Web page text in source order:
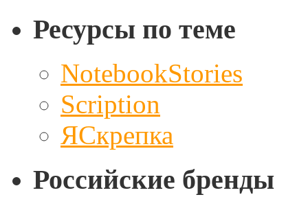
Ресурсы по теме
NotebookStories
Scription
ЯСкрепка
Российские бренды